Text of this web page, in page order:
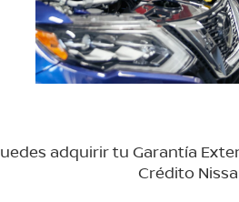
adquirir tu Garantía
Crédito